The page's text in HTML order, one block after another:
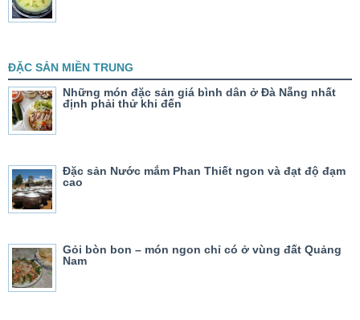
ĐẶC SẢN MIỀN TRUNG
Những món đặc sản giá bình dân ở Đà Nẵng nhất
định phải thử khi đến
Đặc sản Nước mắm Phan Thiết ngon và đạt độ đạm
cao
Gỏi bòn bon – món ngon chỉ có ở vùng đất Quảng
Nam